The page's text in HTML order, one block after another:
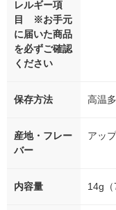
レルギー項
目 ※お手元
に届いた商品
を必ずご確認
ください
保存方法 高温
産地・フレー
バー
アッ
内容量 14g（